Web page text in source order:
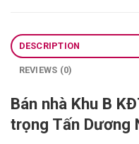
DESCRIPTION
REVIEWS (0)
Bán nhà Khu B
trọng Tấn Dương